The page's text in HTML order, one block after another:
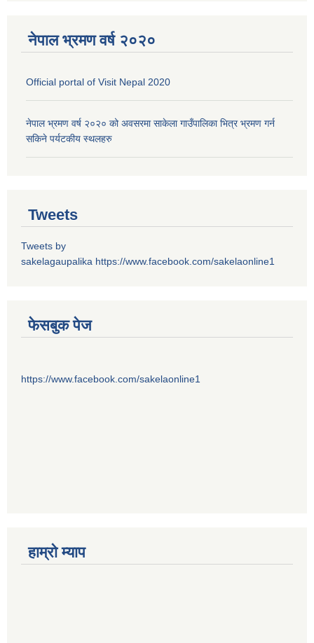
नेपाल भ्रमण वर्ष २०२०
Official portal of Visit Nepal 2020
नेपाल भ्रमण वर्ष २०२० को अवसरमा साकेला गाउँपालिका भित्र भ्रमण गर्न
सकिने पर्यटकीय स्थलहरु
Tweets
Tweets by
sakelagaupalika https://www.facebook.com/sakelaonline1
फेसबुक पेज
https://www.facebook.com/sakelaonline1
हाम्राे म्याप